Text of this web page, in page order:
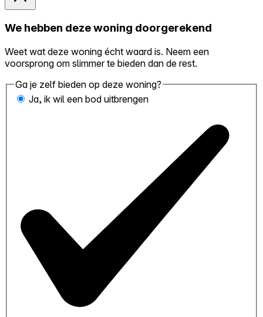
We hebben deze woning doorgerekend
Weet wat deze woning écht waard is. Neem een
voorsprong om slimmer te bieden dan de rest.
Ga je zelf bieden op deze woning?
Ja, ik wil een bod uitbrengen